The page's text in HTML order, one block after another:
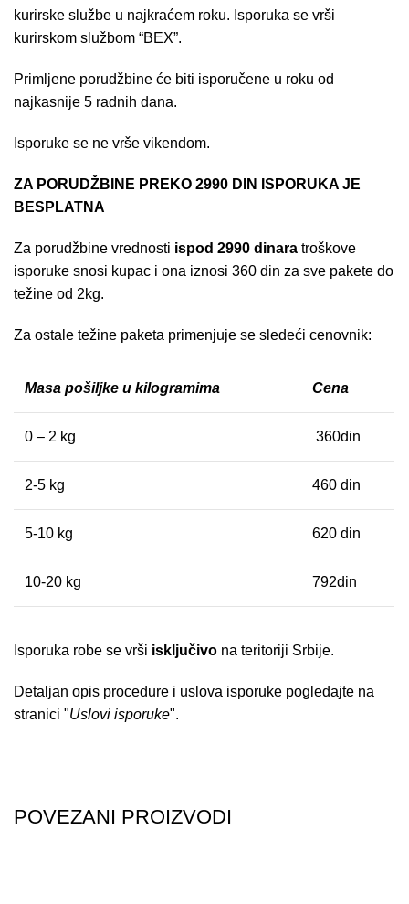
kurirske službe u najkraćem roku. Isporuka se vrši
kurirskom službom “BEX”.
Primljene porudžbine će biti isporučene u roku od
najkasnije 5 radnih dana.
Isporuke se ne vrše vikendom.
ZA PORUDŽBINE PREKO 2990 DIN ISPORUKA JE
BESPLATNA
Za porudžbine vrednosti ispod 2990 dinara troškove
isporuke snosi kupac i ona iznosi 360 din za sve pakete do
težine od 2kg.
Za ostale težine paketa primenjuje se sledeći cenovnik:
Masa pošiljke u kilogramima Cena
0 – 2 kg 360din
2-5 kg 460 din
5-10 kg 620 din
10-20 kg 792din
Isporuka robe se vrši isključivo na teritoriji Srbije.
Detaljan opis procedure i uslova isporuke pogledajte na
stranici "Uslovi isporuke".
POVEZANI PROIZVODI